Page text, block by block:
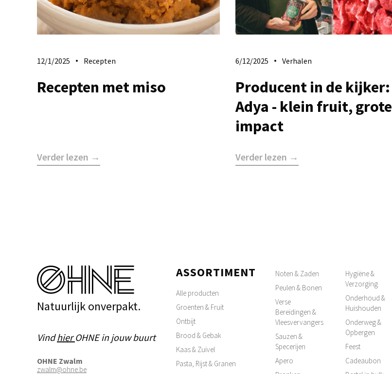
12/1/2025 Recepten
Recepten met miso
Verder lezen →
6/12/2025 Verhalen
Producent in de kijker:
Adya - klein fruit, grote
impact
Verder lezen →
Natuurlijk onverpakt.
VindhierOHNE in jouw buurt
OHNE Zwalm
zwalm@ohne.be
ASSORTIMENT
Alle producten
Groenten & Fruit
Ontbijt
Brood & Gebak
Kaas & Zuivel
Pasta, Rijst & Granen
Noten & Zaden
Peulen & Bonen
Verse
Bereidingen &
Vleesvervangers
Sauzen &
Specerijen
Apero
Hygiëne &
Verzorging
Onderhoud &
Huishouden
Onderweg &
Opbergen
Feest
Cadeaubon